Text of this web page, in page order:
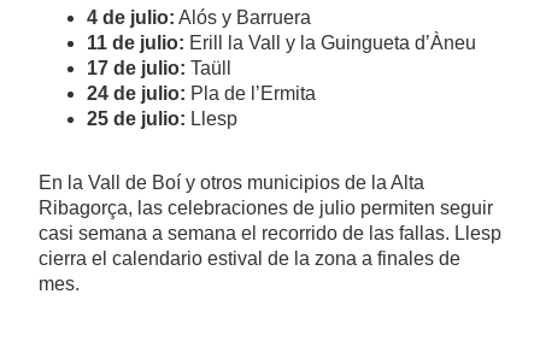
4 de julio: Alós y Barruera
11 de julio: Erill la Vall y la Guingueta d’Àneu
17 de julio: Taüll
24 de julio: Pla de l’Ermita
25 de julio: Llesp
En la Vall de Boí y otros municipios de la Alta
Ribagorça, las celebraciones de julio permiten seguir
casi semana a semana el recorrido de las fallas. Llesp
cierra el calendario estival de la zona a finales de
mes.